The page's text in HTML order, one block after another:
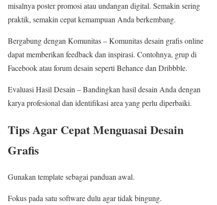
misalnya poster promosi atau undangan digital. Semakin sering
praktik, semakin cepat kemampuan Anda berkembang.
Bergabung dengan Komunitas – Komunitas desain grafis online
dapat memberikan feedback dan inspirasi. Contohnya, grup di
Facebook atau forum desain seperti Behance dan Dribbble.
Evaluasi Hasil Desain – Bandingkan hasil desain Anda dengan
karya profesional dan identifikasi area yang perlu diperbaiki.
Tips Agar Cepat Menguasai Desain
Grafis
Gunakan template sebagai panduan awal.
Fokus pada satu software dulu agar tidak bingung.